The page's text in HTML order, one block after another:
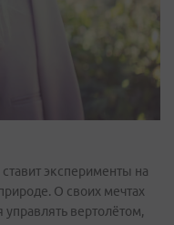
эксперименты на
О своих мечтах
управлять вертолётом,